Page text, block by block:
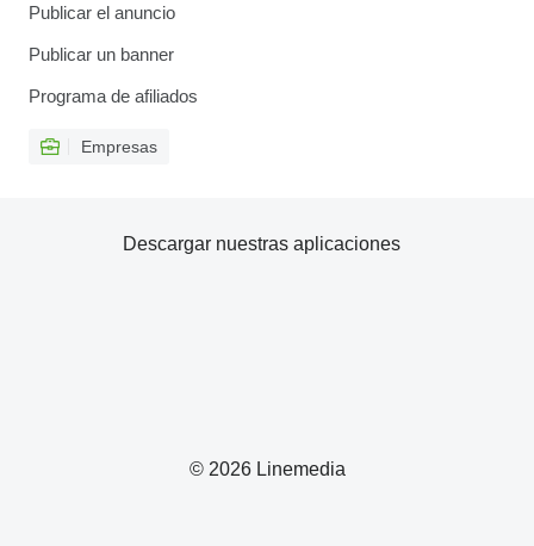
Publicar el anuncio
Publicar un banner
Programa de afiliados
Empresas
© 2026 Linemedia
Descargar nuestras aplicaciones